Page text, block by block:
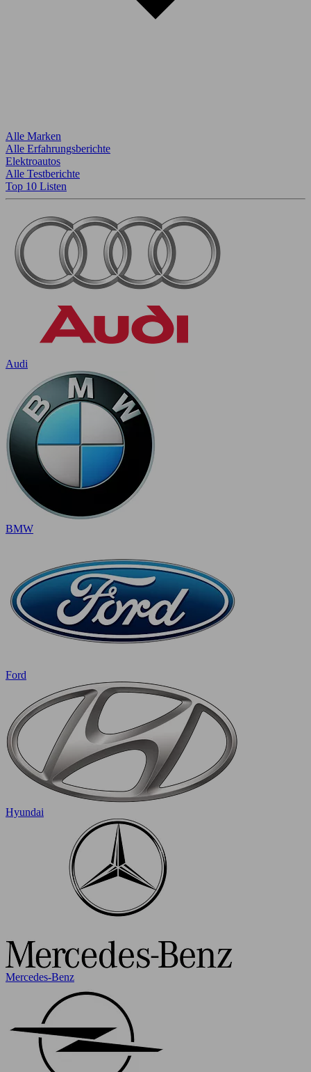
Alle Marken
Alle Erfahrungsberichte
Elektroautos
Alle Testberichte
Top 10 Listen
Audi
BMW
Ford
Hyundai
Mercedes-Benz